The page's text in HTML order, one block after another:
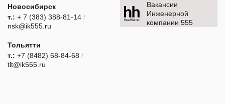
Новосибирск
т.: + 7 (383) 388-81-14 /
nsk@ik555.ru
Тольятти
т.: +7 (8482) 68-84-68 /
tlt@ik555.ru
Вакансии
Инженерной
компании 555